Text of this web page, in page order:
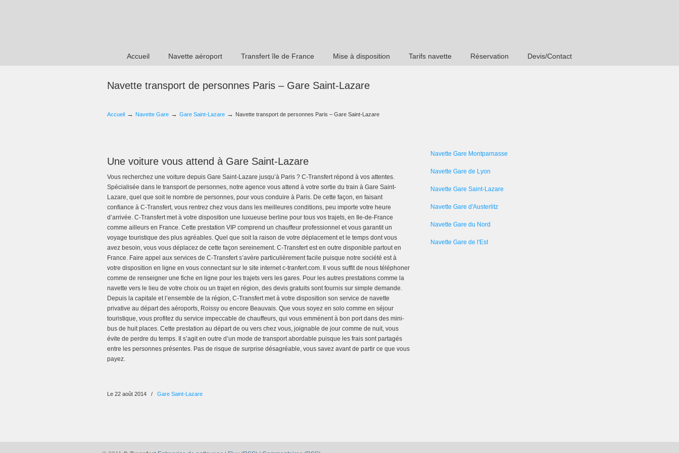
Accueil Navette aéroport Transfert île de France Mise à disposition Tarifs navette Réservation Devis/Contact
Navette transport de personnes Paris – Gare Saint-Lazare
Accueil → Navette Gare → Gare Saint-Lazare → Navette transport de personnes Paris – Gare Saint-Lazare
Une voiture vous attend à Gare Saint-Lazare
Vous recherchez une voiture depuis Gare Saint-Lazare jusqu’à Paris ? C-Transfert répond à vos attentes.
Spécialisée dans le transport de personnes, notre agence vous attend à votre sortie du train à Gare Saint-
Lazare, quel que soit le nombre de personnes, pour vous conduire à Paris. De cette façon, en faisant
confiance à C-Transfert, vous rentrez chez vous dans les meilleures conditions, peu importe votre heure
d’arrivée. C-Transfert met à votre disposition une luxueuse berline pour tous vos trajets, en Ile-de-France
comme ailleurs en France. Cette prestation VIP comprend un chauffeur professionnel et vous garantit un
voyage touristique des plus agréables. Quel que soit la raison de votre déplacement et le temps dont vous
avez besoin, vous vous déplacez de cette façon sereinement. C-Transfert est en outre disponible partout en
France. Faire appel aux services de C-Transfert s’avère particulièrement facile puisque notre société est à
votre disposition en ligne en vous connectant sur le site internet c-tranfert.com. Il vous suffit de nous téléphoner
comme de renseigner une fiche en ligne pour les trajets vers les gares. Pour les autres prestations comme la
navette vers le lieu de votre choix ou un trajet en région, des devis gratuits sont fournis sur simple demande.
Depuis la capitale et l’ensemble de la région, C-Transfert met à votre disposition son service de navette
privative au départ des aéroports, Roissy ou encore Beauvais. Que vous soyez en solo comme en séjour
touristique, vous profitez du service impeccable de chauffeurs, qui vous emmènent à bon port dans des mini-
bus de huit places. Cette prestation au départ de ou vers chez vous, joignable de jour comme de nuit, vous
évite de perdre du temps. Il s’agit en outre d’un mode de transport abordable puisque les frais sont partagés
entre les personnes présentes. Pas de risque de surprise désagréable, vous savez avant de partir ce que vous
payez.
Le 22 août 2014 / Gare Saint-Lazare
Navette Gare Montparnasse
Navette Gare de Lyon
Navette Gare Saint-Lazare
Navette Gare d'Austerlitz
Navette Gare du Nord
Navette Gare de l'Est